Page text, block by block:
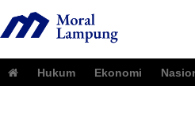
Hukum Ekonomi